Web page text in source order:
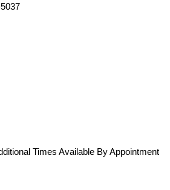
Times Available By Appointment